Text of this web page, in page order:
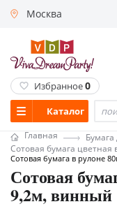
Москва
Каталог
Избранное0
Главная Бумага
Сотовая бумага цветная
Сотовая бумага в рулоне
Сотовая
9,2м, винный